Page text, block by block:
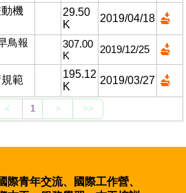
機
29.50
K
2019/04/18
鳥報
307.00
K
2019/12/25
範
195.12
K
2019/03/27
際青年交流、國際工作營、